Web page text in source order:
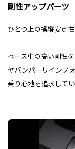
剛性アップパーツ
ひとつ上の操縦安定性
ベース車の高い剛性
ヤバンパーリインフ
乗り心地を追求してい